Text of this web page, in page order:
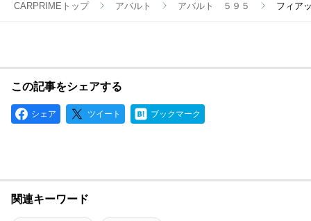
CARPRIMEトップ アバルト アバルト ５９５ フィア
この記事をシェアする
シェア ツイート ブックマーク
関連キーワード